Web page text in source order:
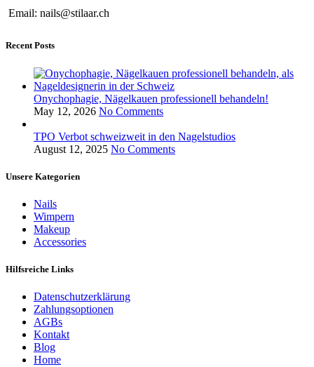
Email: nails@stilaar.ch
Recent Posts
Onychophagie, Nägelkauen professionell behandeln!
May 12, 2026 No Comments
TPO Verbot schweizweit in den Nagelstudios
August 12, 2025 No Comments
Unsere Kategorien
Nails
Wimpern
Makeup
Accessories
Hilfsreiche Links
Datenschutzerklärung
Zahlungsoptionen
AGBs
Kontakt
Blog
Home